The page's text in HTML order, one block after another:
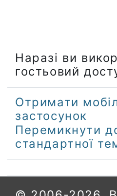
Наразі ви
гостьовий
Отримати
застосунок
Перемикнути
стандартної